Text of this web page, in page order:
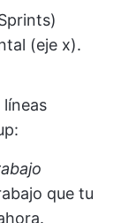
(eje x).
líneas
que tu